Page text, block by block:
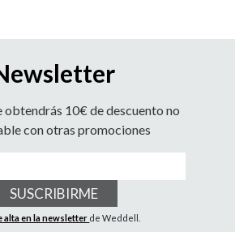
10€ de descuento no
con otras promociones
SUSCRIBIRME
alta en la newsletter de Weddell.